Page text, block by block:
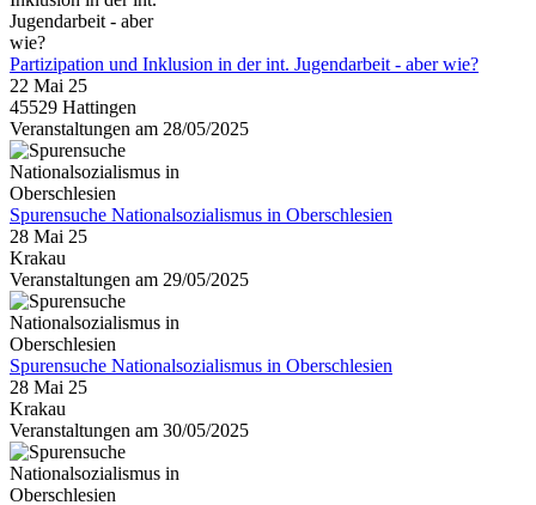
Partizipation und Inklusion in der int. Jugendarbeit - aber wie?
22 Mai 25
45529 Hattingen
Veranstaltungen am 28/05/2025
Spurensuche Nationalsozialismus in Oberschlesien
28 Mai 25
Krakau
Veranstaltungen am 29/05/2025
Spurensuche Nationalsozialismus in Oberschlesien
28 Mai 25
Krakau
Veranstaltungen am 30/05/2025